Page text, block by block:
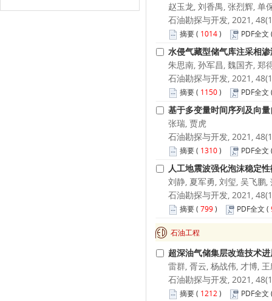
赵玉龙, 刘香禺, 张烈辉, 单
石油勘探与开发, 2021,
摘要( 1014) PDF全文
水侵气藏型储气库注采相
朱思南, 孙军昌, 魏国齐, 郑
石油勘探与开发, 2021,
摘要( 1150) PDF全文
基于多变量时间序列及向
张瑞, 贾虎
石油勘探与开发, 2021,
摘要( 1310) PDF全文
人工地震波强化泡沫稳定
刘静, 夏军勇, 刘玺, 吴飞鹏,
石油勘探与开发, 2021,
摘要( 799) PDF全文 (
石油工程
超深油气储集层改造技术
雷群, 胥云, 杨战伟, 才博,
石油勘探与开发, 2021,
摘要( 1212 ) PDF全文